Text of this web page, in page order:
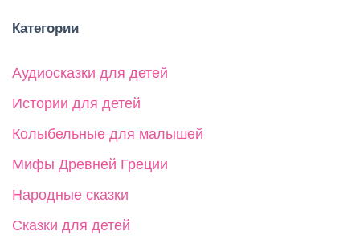
Категории
Аудиосказки для детей
Истории для детей
Колыбельные для малышей
Мифы Древней Греции
Народные сказки
Сказки для детей